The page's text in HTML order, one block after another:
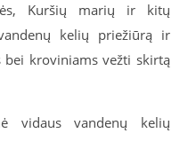
Kuršių marių ir kitų
kelių priežiūrą ir
kroviniams vežti skirtą
vidaus vandenų kelių